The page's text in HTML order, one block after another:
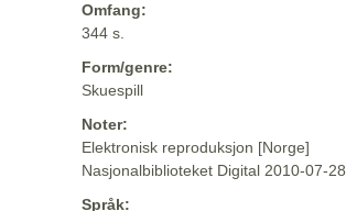
Omfang:
344 s.
Form/genre:
Skuespill
Noter:
Elektronisk reproduksjon [Norge]
Nasjonalbiblioteket Digital 2010-07-28
Språk: